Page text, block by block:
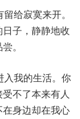
给寂寞来开。
子，静静地收
。
入我的生活。你
不了本来有人
身边却在我心